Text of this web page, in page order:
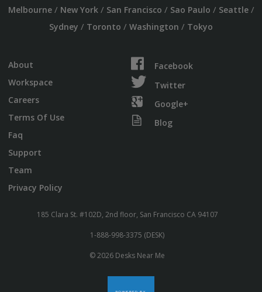
Melbourne/ New York/ San Francisco / Sao Paulo / Seattle/
Sydney / Toronto / Washington / Tokyo
About
Workspace
Careers
Terms Of Use
Faq
Support
Team
Privacy Policy
Facebook
Twitter
Google+
Blog
185 Clara St. #102D, 2nd floor, San Francisco CA 94107
1-888-998-3375 (DESK)
© 2026 Desks Near Me